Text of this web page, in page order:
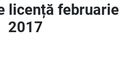
licență februarie
2017